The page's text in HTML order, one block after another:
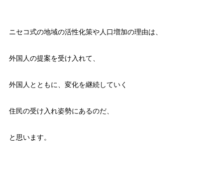
ニセコ式の地域の活性化策や人口増加の理由は、
外国人の提案を受け入れて、
外国人とともに、変化を継続していく
住民の受け入れ姿勢にあるのだ、
と思います。